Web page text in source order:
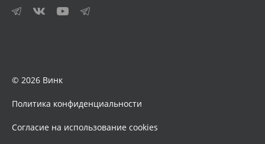
© 2026 Винк
Политика конфиденциальности
Согласие на использование cookies